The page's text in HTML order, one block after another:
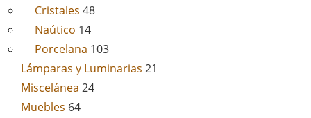
Cristales 48
Naútico 14
Porcelana 103
Lámparas y Luminarias 21
Miscelánea 24
Muebles 64